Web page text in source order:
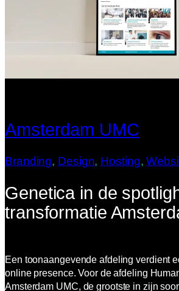
Amsterdam UMC
Branding, Design, Hosting,
Genetica in de
transformatie
Een toonaangevende afdeling verdient
online presence. Voor de afdeling
Amsterdam UMC, de grootste in zijn